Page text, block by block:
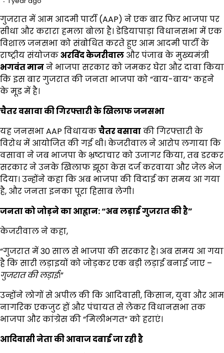
गुजरात में आम आदमी पार्टी (AAP) ने एक बार फिर भाजपा पर
सीधा और करारा हमला बोला है। डेडियापाड़ा विधानसभा में एक
विशाल जनसभा को संबोधित करते हुए आम आदमी पार्टी के
राष्ट्रीय संयोजकअरविंद केजरीवाल और पंजाब के मुख्यमंत्री
भगवंत मानने भाजपा सरकार को जमकर घेरा और दावा किया
कि इस बार गुजरात की जनता भाजपा को “बाय-बाय” कहने
के मूड में है।
चैतर वसावा की गिरफ्तारी के खिलाफ जनसभा
यह जनसभा AAP विधायकचैतर वसावाकी गिरफ्तारी के
विरोध में आयोजित की गई थी। केजरीवाल ने आरोप लगाया कि
वसावा ने जब भाजपा के भ्रष्टाचार को उजागर किया, तब डरकर
सरकार ने उनके खिलाफ झूठा केस दर्ज करवाया और जेल भेज
दिया। उन्होंने कहा कि अब भाजपा की विदाई का समय आ गया
है, और जनता इनका पूरा हिसाब लेगी।
जनता को जोड़ने का आह्वान: “अब लड़ाई गुजरात की है”
केजरीवाल ने कहा,
“गुजरात में 30 साल से भाजपा की सरकार है। अब समय आ गया
है कि सारी लड़ाइयों को जोड़कर एक बड़ी लड़ाई बनाई जाए –
गुजरात की लड़ाई।”
उन्होंने लोगों से अपील की कि आदिवासी, किसान, युवा और आम
नागरिक एकजुट हों और पंचायत से लेकर विधानसभा तक
भाजपा और कांग्रेस की “मिलीभगत” को हराएं।
आदिवासी नेता की आवाज दबाई जा रही है